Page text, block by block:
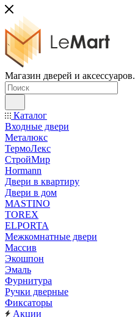
Магазин дверей и аксессуаров.
Каталог
Входные двери
Металюкс
ТермоЛекс
СтройМир
Hormann
Двери в квартиру
Двери в дом
MASTINO
TOREX
ELPORTA
Межкомнатные двери
Массив
Экошпон
Эмаль
Фурнитура
Ручки дверные
Фиксаторы
Акции